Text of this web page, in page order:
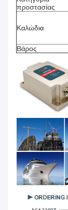
προστασίας
Καλώδια
Βάρος